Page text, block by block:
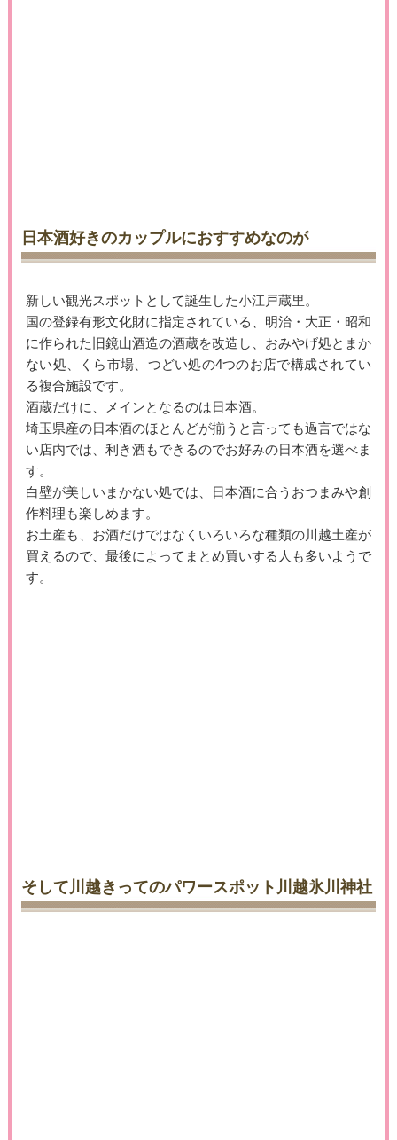
日本酒好きのカップルにおすすめなのが
新しい観光スポットとして誕生した小江戸蔵里。
国の登録有形文化財に指定されている、明治・大正・昭和
に作られた旧鏡山酒造の酒蔵を改造し、おみやげ処とまか
ない処、くら市場、つどい処の4つのお店で構成されてい
る複合施設です。
酒蔵だけに、メインとなるのは日本酒。
埼玉県産の日本酒のほとんどが揃うと言っても過言ではな
い店内では、利き酒もできるのでお好みの日本酒を選べま
す。
白壁が美しいまかない処では、日本酒に合うおつまみや創
作料理も楽しめます。
お土産も、お酒だけではなくいろいろな種類の川越土産が
買えるので、最後によってまとめ買いする人も多いようで
す。
そして川越きってのパワースポット川越氷川神社